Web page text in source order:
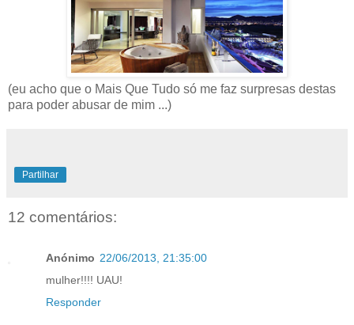
(eu acho que o Mais Que Tudo só me faz surpresas destas
para poder abusar de mim ...)
Partilhar
12 comentários:
Anónimo 22/06/2013, 21:35:00
mulher!!!! UAU!
Responder